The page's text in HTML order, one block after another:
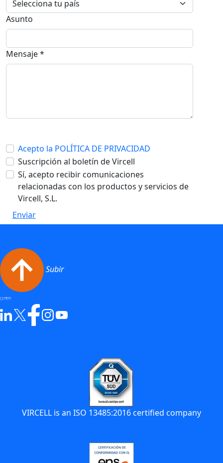
Asunto
Mensaje *
Acepto la POLÍTICA DE PRIVACIDAD
Suscripción al boletín de Vircell
Sí, acepto recibir comunicaciones
relacionadas con los productos y servicios de
Vircell, S.L.
Enviar
Subir
VIRCELL is an ISO 13485:2016 certified company